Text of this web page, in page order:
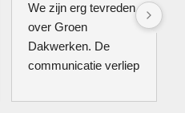
We zijn erg tevreden
over Groen
Dakwerken. De
communicatie verliep
hij heeft veel kennis